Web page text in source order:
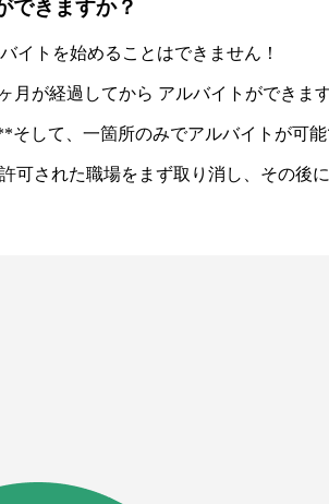
できますか？
イトを始めることはできません！
月が経過してから アルバイトができます
そして、 一箇所のみでアルバイトが可能
可された職場をまず取り消し、その後